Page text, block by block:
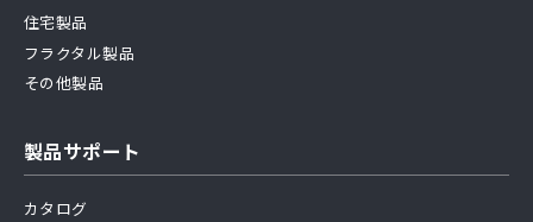
住宅製品
フラクタル製品
その他製品
製品サポート
カタログ